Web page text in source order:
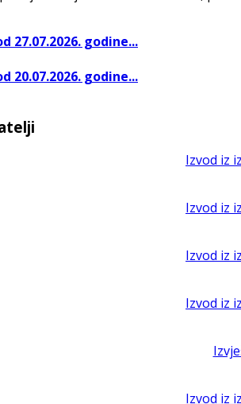
27.07.2026. godine...
20.07.2026. godine...
Izvod iz
Izvod iz
Izvod iz
Izvod iz
Izvod iz